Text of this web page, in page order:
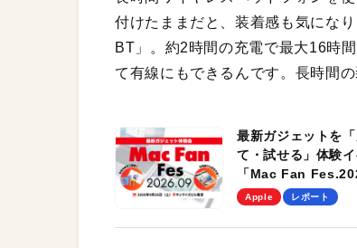
付けたままだと、装着感も気にな
BT」。約2時間の充電で最大16時
て有線にもできるんです。長時間の
最新ガジェットを
て・試せる」体験
「Mac Fan
を、9月26日（土）
Apple レポート